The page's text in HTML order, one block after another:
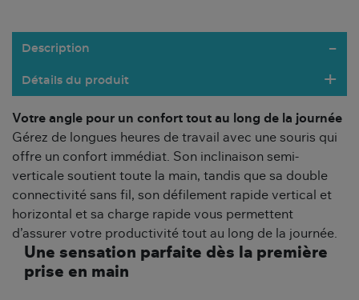
Description
Détails du produit
Votre angle pour un confort tout au long de la journée
Gérez de longues heures de travail avec une souris qui
offre un confort immédiat. Son inclinaison semi-
verticale soutient toute la main, tandis que sa double
connectivité sans fil, son défilement rapide vertical et
horizontal et sa charge rapide vous permettent
d’assurer votre productivité tout au long de la journée.
Une sensation parfaite dès la première
prise en main